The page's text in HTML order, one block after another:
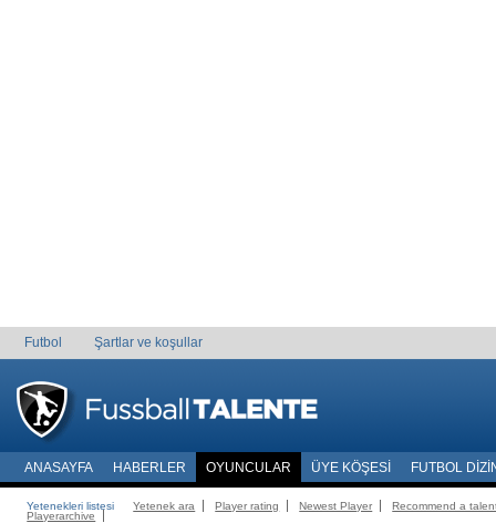
Futbol Şartlar ve koşullar
ANASAYFA HABERLER OYUNCULAR ÜYE KÖŞESI FUTBOL
Yetenekleri listesi Yetenek ara Player rating Newest Player
Recommend a
Playerarchive